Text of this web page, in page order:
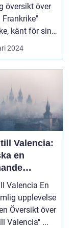
översikt över
Frankrike"
känt för sin
2024
Valencia:
en
En
upplevelse
"flyga till Valencia" ...